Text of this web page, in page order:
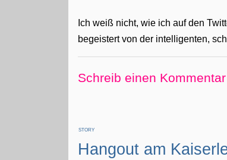
Ich weiß nicht, wie ich auf den
begeistert von der intelligenten,
Schreib einen Kommentar
STORY
Hangout am